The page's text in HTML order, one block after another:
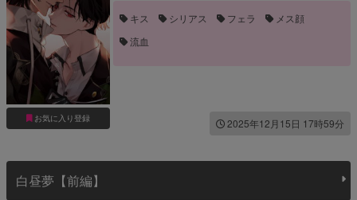
お気に入り登録
キス シリアス フェラ
メス顔
流血
2025年12月15日 17時59分
白昼夢【前編】